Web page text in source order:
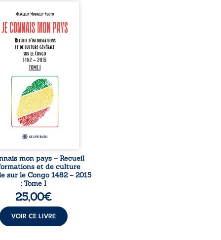
mon pays se
comme une œuvre de
et d’éveil civique,
à raviver la mémoire
En retraçant les
étapes de l’histoire
il entend combattre
le repli identitaire
du
patriotique.
à tous, ce recueil
des repères essentiels
mieux comprendre le ...
mon pays – Recueil
et de culture
sur le Congo 1482 – 2015
: Tome I
25,00€
VOIR CE LIVRE